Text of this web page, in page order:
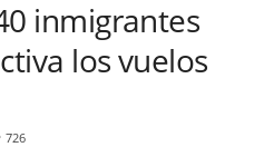
inmigrantes
los vuelos
726